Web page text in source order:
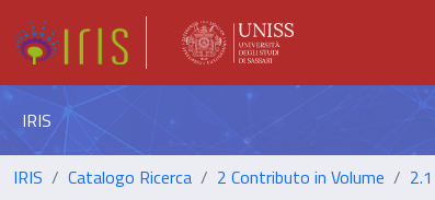
IRIS
IRIS Catalogo Ricerca 2 Contributo in Volume